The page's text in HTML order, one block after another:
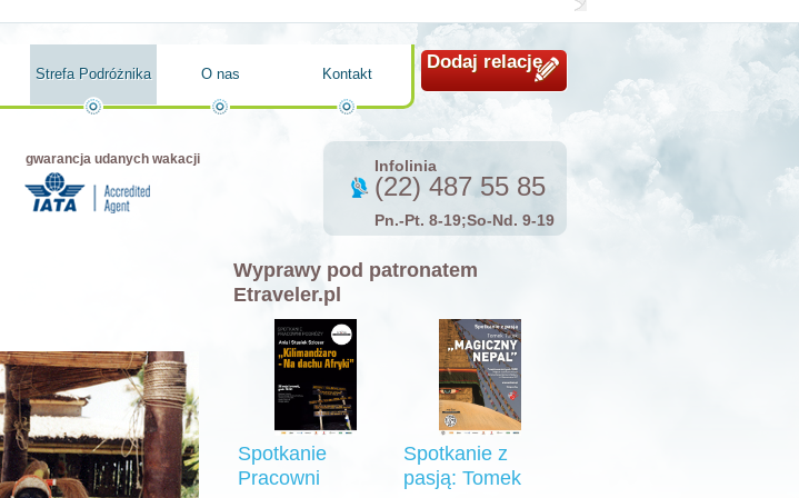
Dodaj relację
Strefa Podróżnika O nas Kontakt
gwarancja udanych wakacji Infolinia
(22) 487 55 85
Pn.-Pt. 8-19;So-Nd. 9-19
Wyprawy pod patronatem
Etraveler.pl
Spotkanie
Pracowni
Spotkanie z
pasją: Tomek